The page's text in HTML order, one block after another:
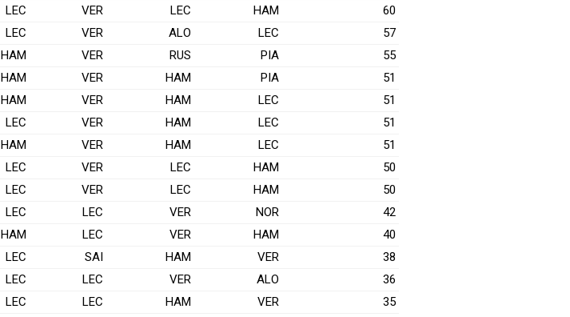
LEC VER LEC HAM
60
LEC VER ALO LEC
57
HAM VER RUS PIA
55
HAM VER HAM PIA
51
HAM VER HAM LEC
51
LEC VER HAM LEC
51
HAM VER HAM LEC
51
LEC VER LEC HAM
50
LEC VER LEC HAM
50
LEC LEC VER NOR
42
HAM LEC VER HAM
40
LEC SAI HAM VER
38
LEC LEC VER ALO
36
LEC LEC HAM VER 35